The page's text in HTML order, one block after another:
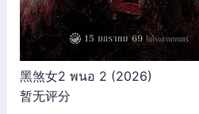
黑煞女2 พนอ 2 (2026)
暂无评分